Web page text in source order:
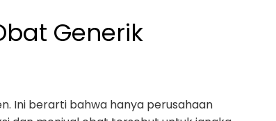
Generik
Ini berarti bahwa hanya perusahaan